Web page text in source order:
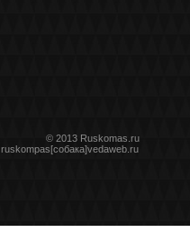
© 2013 Ruskomas.ru
ruskompas[собака]vedaweb.ru